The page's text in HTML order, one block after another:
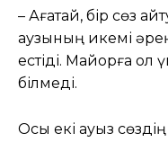
– Ағатай, бір сөз
аузының икемі
естіді. Майорға ол
білмеді.
Осы екі ауыз